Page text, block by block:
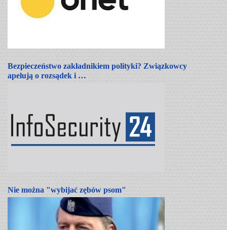
Bezpieczeństwo zakładnikiem polityki? Związkowcy
apelują o rozsądek i …
Nie można "wybijać zębów psom"